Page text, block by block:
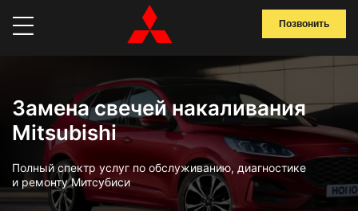
Позвонить
Замена свечей накаливания
Mitsubishi
Полный спектр услуг по обслуживанию, диагностике
и ремонту Митсубиси